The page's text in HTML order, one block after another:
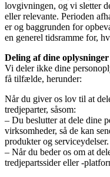
lovgivningen, og vi sletter
eller relevante. Perioden
er og baggrunden for
en generel tidsramme for,
Deling af dine
Vi deler ikke dine
få tilfælde, herunder:
Når du giver os lov til at
tredjeparter, såsom:
– Du beslutter at dele dine
virksomheder, så de kan
produkter og
– Når du beder os om at
tredjepartssider eller -